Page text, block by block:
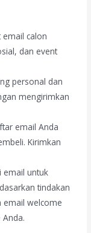
calon
dan event
personal dan
mengirimkan
email Anda
Kirimkan
email untuk
tindakan
email welcome